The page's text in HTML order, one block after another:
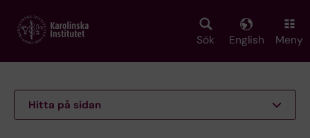
main
Sök English Meny
Hitta på sidan